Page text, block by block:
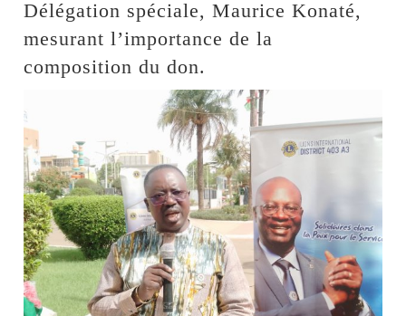
Délégation spéciale, Maurice Konaté,
mesurant l’importance de la
composition du don.